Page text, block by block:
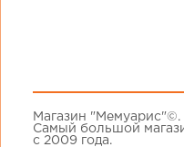
Магазин "Мемуарис"©.
Самый большой
с 2009 года.